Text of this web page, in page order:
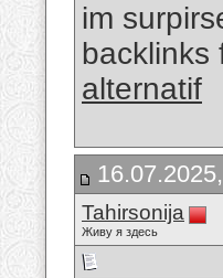
im
backlinks
alternatif
Tahirsonija
Живу я здесь